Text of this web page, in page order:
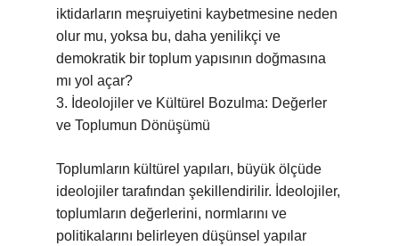
iktidarların meşruiyetini kaybetmesine neden
olur mu, yoksa bu, daha yenilikçi ve
demokratik bir toplum yapısının doğmasına
mı yol açar?
3. İdeolojiler ve Kültürel Bozulma: Değerler
ve Toplumun Dönüşümü
Toplumların kültürel yapıları, büyük ölçüde
ideolojiler tarafından şekillendirilir. İdeolojiler,
toplumların değerlerini, normlarını ve
politikalarını belirleyen düşünsel yapılar